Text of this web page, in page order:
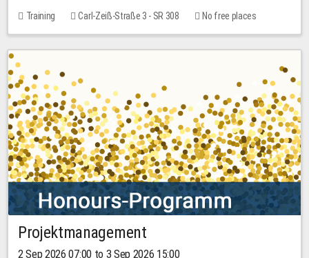
Training Carl-Zeiß-Straße 3 - SR 308 No free places
Projektmanagement
2 Sep 2026 07:00 to 3 Sep 2026 15:00